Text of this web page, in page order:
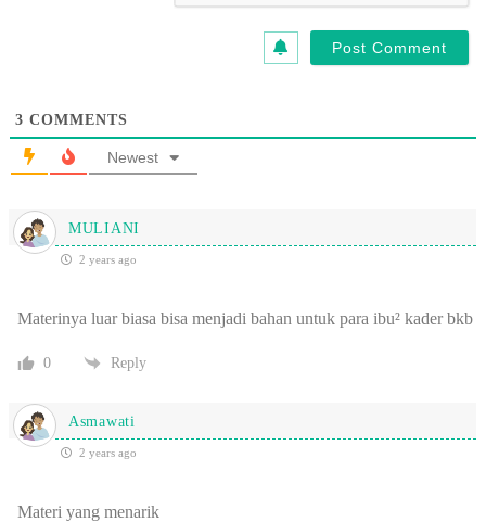
3 COMMENTS
Newest
MULIANI
2 years ago
Materinya luar biasa bisa menjadi bahan untuk para ibu² kader bkb
0 Reply
Asmawati
2 years ago
Materi yang menarik